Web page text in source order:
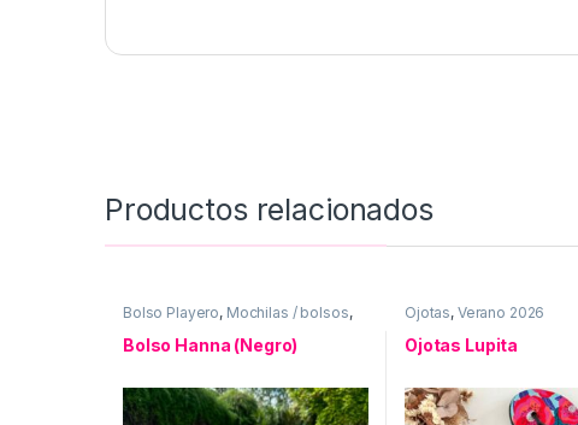
Productos relacionados
Bolso Playero, Mochilas / bolsos,
Verano 2026
Bolso Hanna (Negro)
Ojotas, Verano 2026
Ojotas Lupita